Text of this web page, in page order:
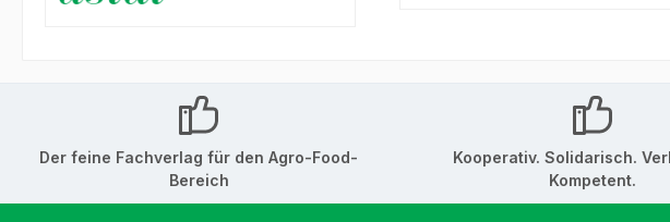
Der feine Fachverlag für den Agro-Food-
Bereich
Kooperativ. Solidarisch.
Kompetent.